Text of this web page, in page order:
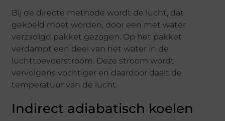
Bij de directe methode wordt de lucht, dat
gekoeld moet worden, door een met water
verzadigd pakket gezogen. Op het pakket
verdampt een deel van het water in de
luchttoevoerstroom. Deze stroom wordt
vervolgens vochtiger en daardoor daalt de
temperatuur van de lucht.
Indirect adiabatisch koelen